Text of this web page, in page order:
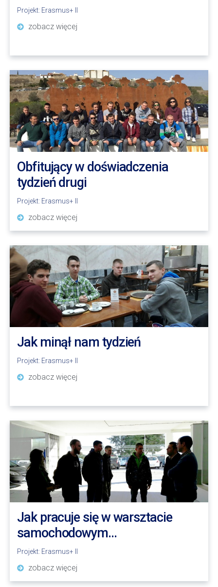
Projekt: Erasmus+ II
zobacz więcej
Obfitujący w doświadczenia
tydzień drugi
Projekt: Erasmus+ II
zobacz więcej
Jak minął nam tydzień
Projekt: Erasmus+ II
zobacz więcej
Jak pracuje się w warsztacie
samochodowym…
Projekt: Erasmus+ II
zobacz więcej